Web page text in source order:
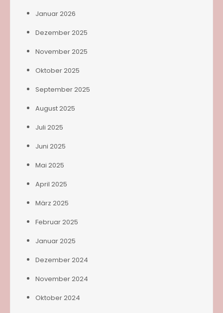
Januar 2026
Dezember 2025
November 2025
Oktober 2025
September 2025
August 2025
Juli 2025
Juni 2025
Mai 2025
April 2025
März 2025
Februar 2025
Januar 2025
Dezember 2024
November 2024
Oktober 2024